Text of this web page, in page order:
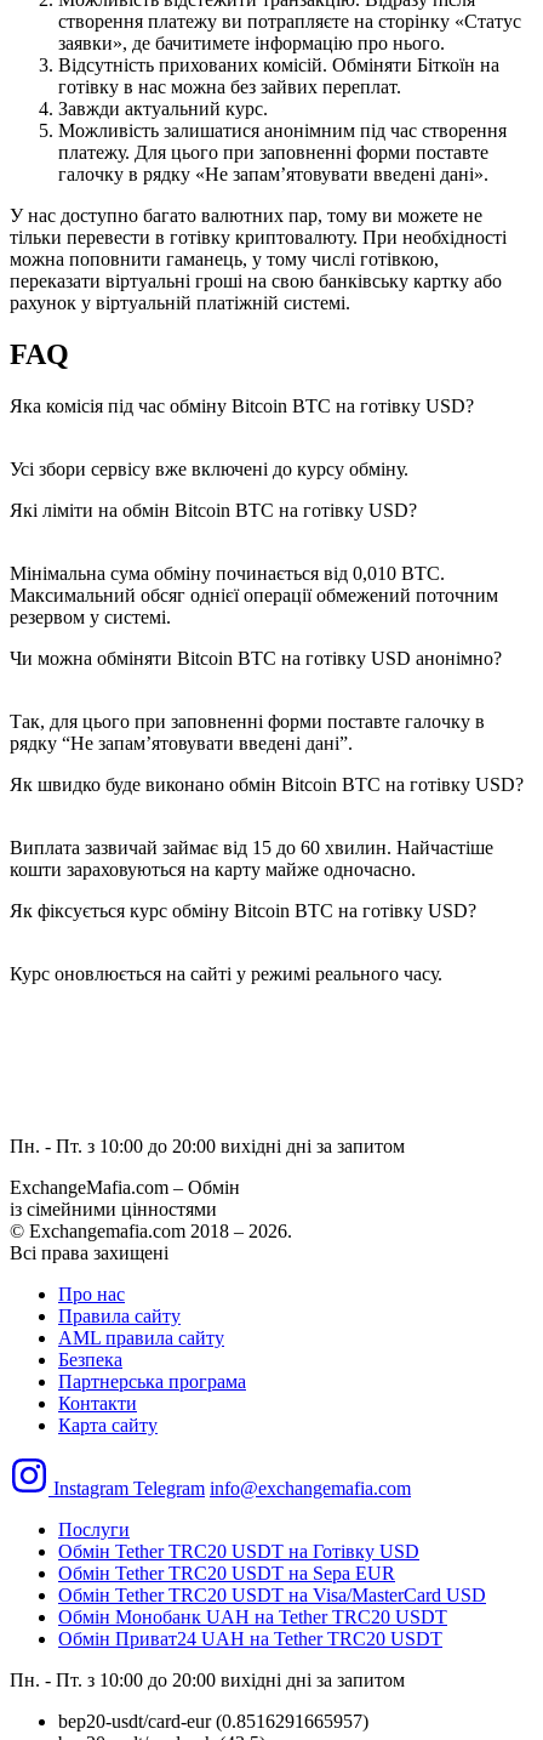
створення платежу ви потрапляєте на сторінку «Статус
заявки», де бачитимете інформацію про нього.
Відсутність прихованих комісій. Обміняти Біткоїн на
готівку в нас можна без зайвих переплат.
Завжди актуальний курс.
Можливість залишатися анонімним під час створення
платежу. Для цього при заповненні форми поставте
галочку в рядку «Не запам’ятовувати введені дані».
У нас доступно багато валютних пар, тому ви можете не
тільки перевести в готівку криптовалюту. При необхідності
можна поповнити гаманець, у тому числі готівкою,
переказати віртуальні гроші на свою банківську картку або
рахунок у віртуальній платіжній системі.
FAQ
Яка комісія під час обміну Bitcoin BTC на готівку USD?
Усі збори сервісу вже включені до курсу обміну.
Які ліміти на обмін Bitcoin BTC на готівку USD?
Мінімальна сума обміну починається від 0,010 BTC.
Максимальний обсяг однієї операції обмежений поточним
резервом у системі.
Чи можна обміняти Bitcoin BTC на готівку USD анонімно?
Так, для цього при заповненні форми поставте галочку в
рядку “Не запам’ятовувати введені дані”.
Як швидко буде виконано обмін Bitcoin BTC на готівку USD?
Виплата зазвичай займає від 15 до 60 хвилин. Найчастіше
кошти зараховуються на карту майже одночасно.
Як фіксується курс обміну Bitcoin BTC на готівку USD?
Курс оновлюється на сайті у режимі реального часу.
Пн. - Пт. з 10:00 до 20:00 вихідні дні за запитом
ExchangeMafia.com – Обмін
із сімейними цінностями
© Exchangemafia.com 2018 – 2026.
Всі права захищені
Про нас
Правила сайту
AML правила сайту
Безпека
Партнерська програма
Контакти
Карта сайту
Instagram Telegram info@exchangemafia.com
Послуги
Обмін Tether TRC20 USDT на Готівку USD
Обмін Tether TRC20 USDT на Sepa EUR
Обмін Tether TRC20 USDT на Visa/MasterCard USD
Обмін Монобанк UAH на Tether TRC20 USDT
Обмін Приват24 UAH на Tether TRC20 USDT
Пн. - Пт. з 10:00 до 20:00 вихідні дні за запитом
bep20-usdt/card-eur (0.8516291665957)